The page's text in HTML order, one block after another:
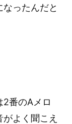
ったんだと
番のAメロ
よく聞こえ